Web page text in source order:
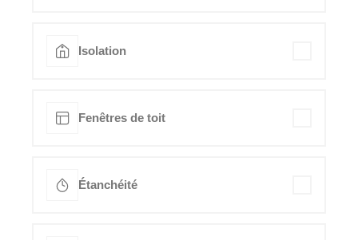
Isolation
Fenêtres de toit
Étanchéité